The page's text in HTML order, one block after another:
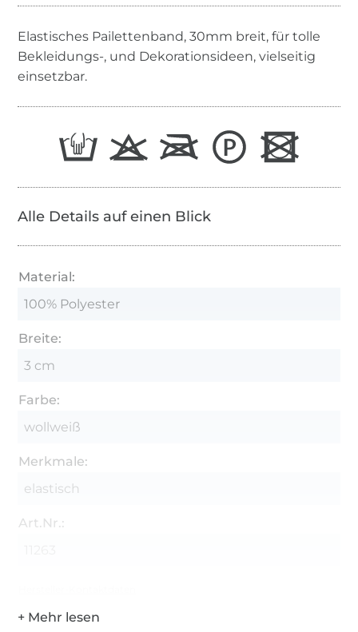
Elastisches Pailettenband, 30mm breit, für tolle
Bekleidungs-, und Dekorationsideen, vielseitig
einsetzbar.
Alle Details auf einen Blick
Material:
100% Polyester
Breite:
3 cm
Farbe:
wollweiß
Merkmale:
elastisch
Art.Nr.: